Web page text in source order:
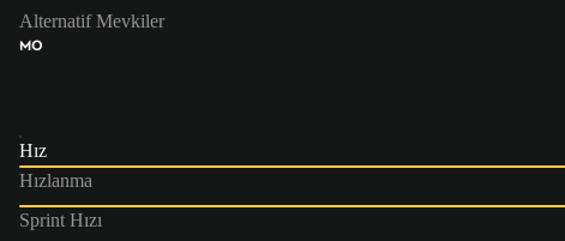
Alternatif Mevkiler
MO
Hız
Hızlanma
Sprint Hızı